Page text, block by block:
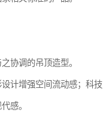
协调的吊顶造型。
计增强空间流动感；科技
感。